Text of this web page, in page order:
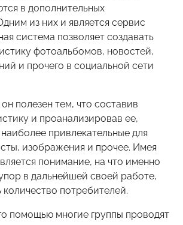
в дополнительных
из них и является сервис
система позволяет создавать
фотоальбомов, новостей,
и прочего в социальной сети
полезен тем, что составив
и проанализировав ее,
привлекательные для
изображения и прочее. Имея
понимание, на что именно
в дальнейшей своей работе,
количество потребителей.
помощью многие группы проводят